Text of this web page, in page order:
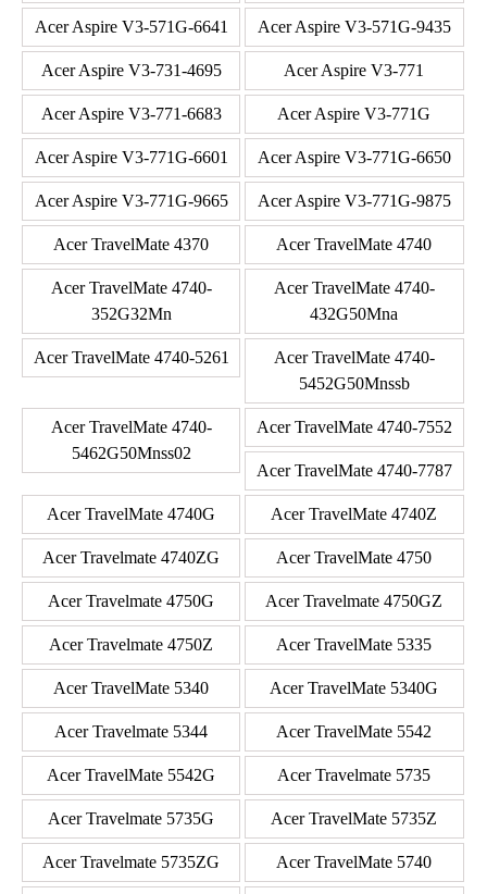
Acer Aspire V3-571G-6641 Acer Aspire V3-571G-9435
Acer Aspire V3-731-4695 Acer Aspire V3-771
Acer Aspire V3-771-6683 Acer Aspire V3-771G
Acer Aspire V3-771G-6601 Acer Aspire V3-771G-6650
Acer Aspire V3-771G-9665 Acer Aspire V3-771G-9875
Acer TravelMate 4370 Acer TravelMate 4740
Acer TravelMate 4740-
352G32Mn
Acer TravelMate 4740-
432G50Mna
Acer TravelMate 4740-5261
Acer TravelMate 4740-
5452G50Mnssb
Acer TravelMate 4740-
5462G50Mnss02
Acer TravelMate 4740-7552
Acer TravelMate 4740-7787
Acer TravelMate 4740G Acer TravelMate 4740Z
Acer Travelmate 4740ZG Acer TravelMate 4750
Acer Travelmate 4750G Acer Travelmate 4750GZ
Acer Travelmate 4750Z Acer TravelMate 5335
Acer TravelMate 5340 Acer TravelMate 5340G
Acer Travelmate 5344 Acer TravelMate 5542
Acer TravelMate 5542G Acer Travelmate 5735
Acer Travelmate 5735G Acer TravelMate 5735Z
Acer Travelmate 5735ZG Acer TravelMate 5740